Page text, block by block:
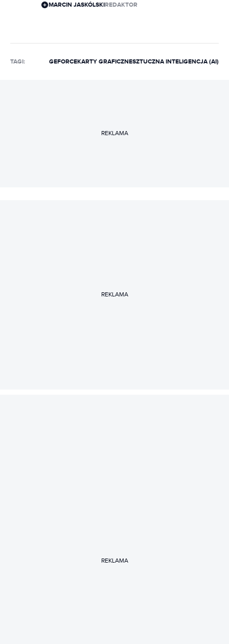
MARCIN JASKÓLSKIREDAKTOR
TAGI: GEFORCEKARTY GRAFICZNESZTUCZNA INTELIGENCJA (AI)
REKLAMA
REKLAMA
REKLAMA